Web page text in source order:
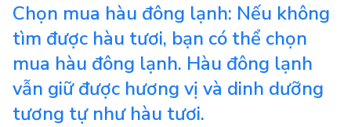
Chọn mua hàu đông lạnh: Nếu không
tìm được hàu tươi, bạn có thể chọn
mua hàu đông lạnh. Hàu đông lạnh
vẫn giữ được hương vị và dinh dưỡng
tương tự như hàu tươi.